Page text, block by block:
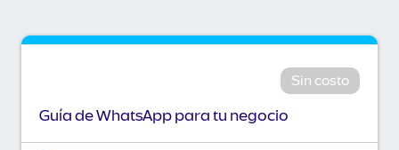
Sin costo
Guía de WhatsApp para tu negocio